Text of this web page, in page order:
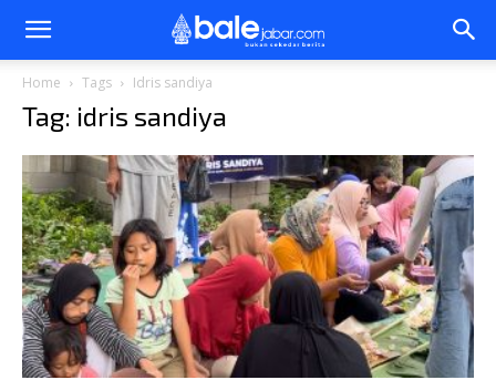
Bale
Jabar
Home Tags Idris sandiya
Tag: idris sandiya